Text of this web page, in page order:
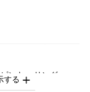
ンキー リング